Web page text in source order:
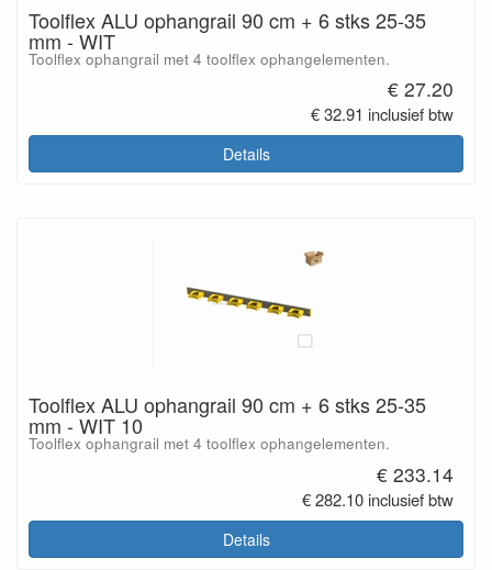
Toolflex ALU ophangrail 90 cm + 6 stks 25-35
mm - WIT
Toolflex ophangrail met 4 toolflex ophangelementen.
€ 27.20
€ 32.91 inclusief btw
Details
Toolflex ALU ophangrail 90 cm + 6 stks 25-35
mm - WIT 10
Toolflex ophangrail met 4 toolflex ophangelementen.
€ 233.14
€ 282.10 inclusief btw
Details